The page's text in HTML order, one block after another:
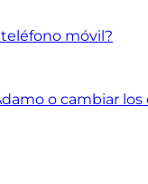
móvil?
o cambiar